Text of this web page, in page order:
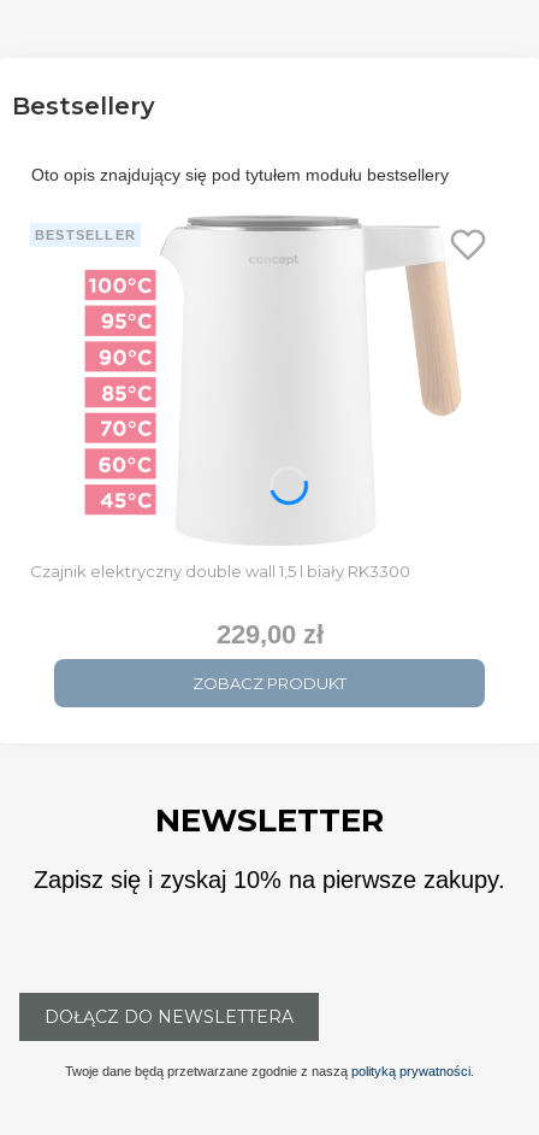
Bestsellery
Oto opis znajdujący się pod tytułem modułu bestsellery
BESTSELLER
Czajnik elektryczny double wall 1,5 l biały RK3300
Cena
229,00 zł
ZOBACZ PRODUKT
NEWSLETTER
Zapisz się i zyskaj 10% na pierwsze zakupy.
DOŁĄCZ DO NEWSLETTERA
Twoje dane będą przetwarzane zgodnie z naszą polityką prywatności